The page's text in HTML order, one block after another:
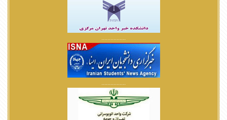
................
................